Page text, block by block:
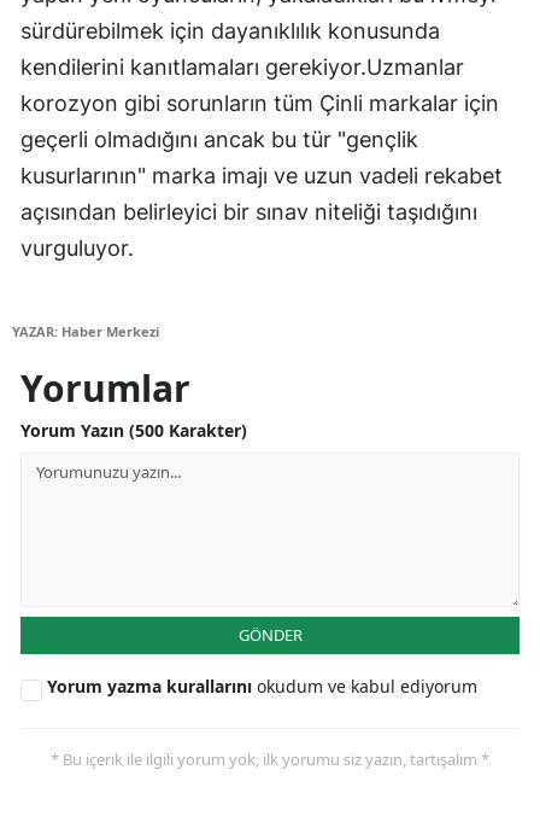
sürdürebilmek için dayanıklılık konusunda
kendilerini kanıtlamaları gerekiyor.Uzmanlar
korozyon gibi sorunların tüm Çinli markalar için
geçerli olmadığını ancak bu tür "gençlik
kusurlarının" marka imajı ve uzun vadeli rekabet
açısından belirleyici bir sınav niteliği taşıdığını
vurguluyor.
YAZAR: Haber Merkezi
Yorumlar
Yorum Yazın (500 Karakter)
GÖNDER
Yorum yazma kurallarını okudum ve kabul ediyorum
* Bu içerik ile ilgili yorum yok, ilk yorumu siz yazın, tartışalım *